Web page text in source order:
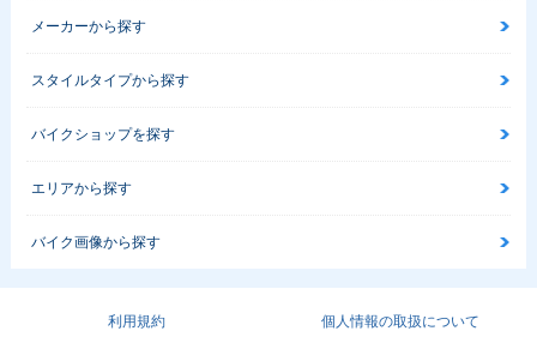
メーカーから探す
スタイルタイプから探す
バイクショップを探す
エリアから探す
バイク画像から探す
利用規約 個人情報の取扱について